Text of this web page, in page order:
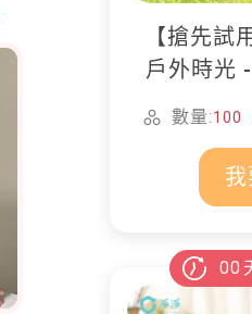
【搶先試
戶外時光
數量:100
00